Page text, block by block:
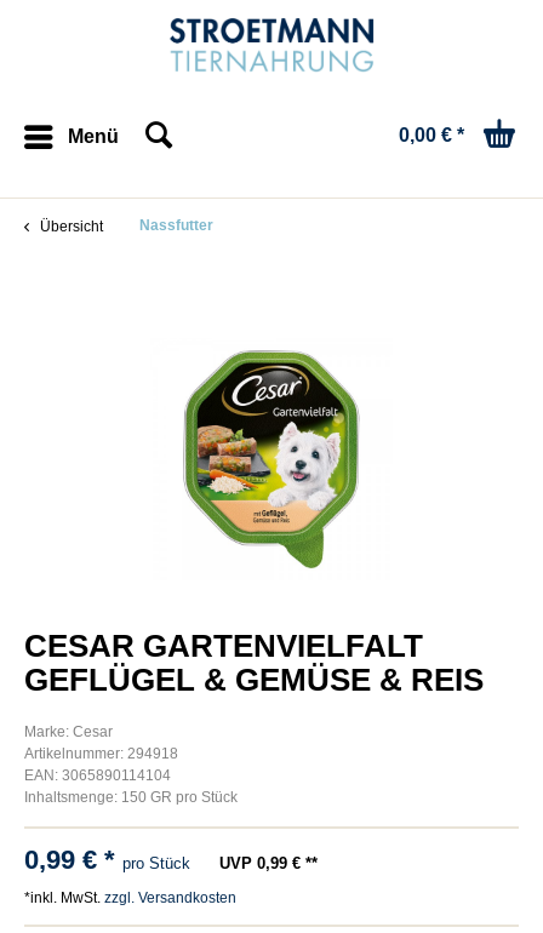
Menü 0,00 € *
Übersicht Nassfutter
CESAR GARTENVIELFALT
GEFLÜGEL & GEMÜSE & REIS
Marke: Cesar
Artikelnummer: 294918
EAN: 3065890114104
Inhaltsmenge: 150 GR pro Stück
0,99 € * pro Stück UVP 0,99 € **
*inkl. MwSt. zzgl. Versandkosten